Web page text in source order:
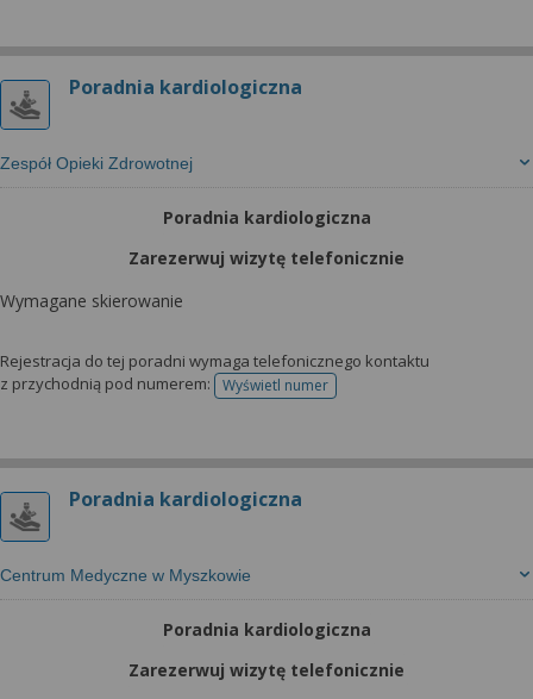
Poradnia kardiologiczna
Zespół Opieki Zdrowotnej
Poradnia kardiologiczna
Zarezerwuj wizytę telefonicznie
Wymagane skierowanie
Rejestracja do tej poradni wymaga telefonicznego kontaktu
z przychodnią pod numerem:
Wyświetl numertelefonu do rejestracji
Poradnia kardiologiczna
Centrum Medyczne w Myszkowie
Poradnia kardiologiczna
Zarezerwuj wizytę telefonicznie